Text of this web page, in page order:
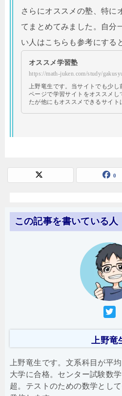
さらにオススメの塾、特に
てまとめてみました。自分
い人はこちらも参考にする
オススメ学習塾
https://math-juken.com/study/
上野竜生です。当サイトでも少し
ページで学習サイトをオススメし
たが他にもオススメできるサイト
0
この記事を書いている人
上野竜
上野竜生です。文系科目が平
大学に合格。センター試験数
超。テストのための数学とし